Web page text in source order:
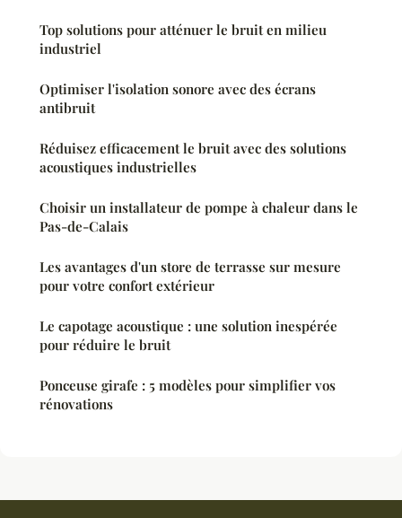
Top solutions pour atténuer le bruit en milieu
industriel
Optimiser l'isolation sonore avec des écrans
antibruit
Réduisez efficacement le bruit avec des solutions
acoustiques industrielles
Choisir un installateur de pompe à chaleur dans le
Pas-de-Calais
Les avantages d'un store de terrasse sur mesure
pour votre confort extérieur
Le capotage acoustique : une solution inespérée
pour réduire le bruit
Ponceuse girafe : 5 modèles pour simplifier vos
rénovations